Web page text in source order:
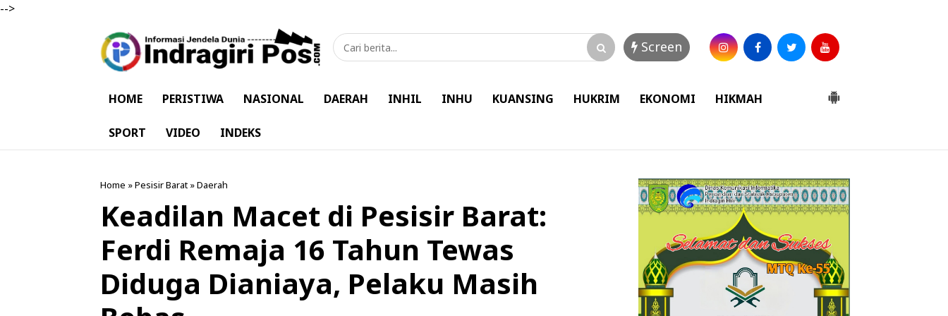
-->
Screen
HOME PERISTIWA NASIONAL DAERAH INHIL INHU KUANSING HUKRIM EKONOMI HIKMAH
SPORT VIDEO INDEKS
Home »Pesisir Barat »Daerah
Keadilan Macet di Pesisir Barat:
Ferdi Remaja 16 Tahun Tewas
Diduga Dianiaya, Pelaku Masih